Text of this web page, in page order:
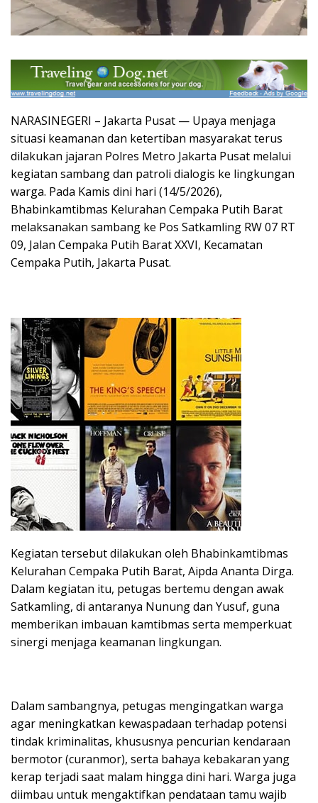
NARASINEGERI – Jakarta Pusat — Upaya menjaga
situasi keamanan dan ketertiban masyarakat terus
dilakukan jajaran Polres Metro Jakarta Pusat melalui
kegiatan sambang dan patroli dialogis ke lingkungan
warga. Pada Kamis dini hari (14/5/2026),
Bhabinkamtibmas Kelurahan Cempaka Putih Barat
melaksanakan sambang ke Pos Satkamling RW 07 RT
09, Jalan Cempaka Putih Barat XXVI, Kecamatan
Cempaka Putih, Jakarta Pusat.
Kegiatan tersebut dilakukan oleh Bhabinkamtibmas
Kelurahan Cempaka Putih Barat, Aipda Ananta Dirga.
Dalam kegiatan itu, petugas bertemu dengan awak
Satkamling, di antaranya Nunung dan Yusuf, guna
memberikan imbauan kamtibmas serta memperkuat
sinergi menjaga keamanan lingkungan.
Dalam sambangnya, petugas mengingatkan warga
agar meningkatkan kewaspadaan terhadap potensi
tindak kriminalitas, khususnya pencurian kendaraan
bermotor (curanmor), serta bahaya kebakaran yang
kerap terjadi saat malam hingga dini hari. Warga juga
diimbau untuk mengaktifkan pendataan tamu wajib